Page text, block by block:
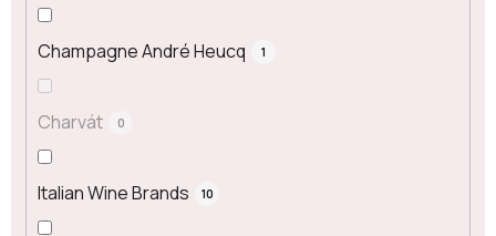
Champagne André Heucq 1
Charvát 0
Italian Wine Brands 10